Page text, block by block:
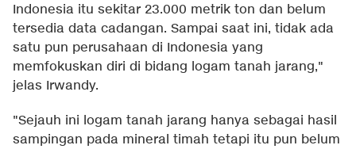
Indonesia itu sekitar 23.000 metrik ton dan belum
tersedia data cadangan. Sampai saat ini, tidak ada
satu pun perusahaan di Indonesia yang
memfokuskan diri di bidang logam tanah jarang,"
jelas Irwandy.
"Sejauh ini logam tanah jarang hanya sebagai hasil
sampingan pada mineral timah tetapi itu pun belum